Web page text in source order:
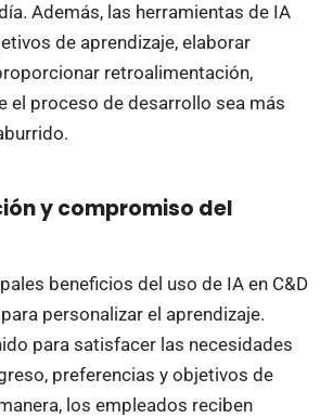
Además, las herramientas de IA
de aprendizaje, elaborar
retroalimentación,
el proceso de desarrollo sea más
y compromiso del
beneficios del uso de IA en C&D
personalizar el aprendizaje.
para satisfacer las necesidades
preferencias y objetivos de
los empleados reciben